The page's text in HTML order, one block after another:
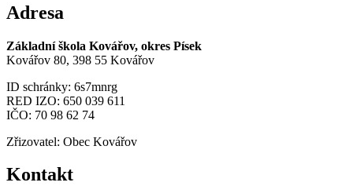
Adresa
Základní škola Kovářov, okres Písek
Kovářov 80, 398 55 Kovářov
ID schránky: 6s7mnrg
RED IZO: 650 039 611
IČO: 70 98 62 74
Zřizovatel: Obec Kovářov
Kontakt